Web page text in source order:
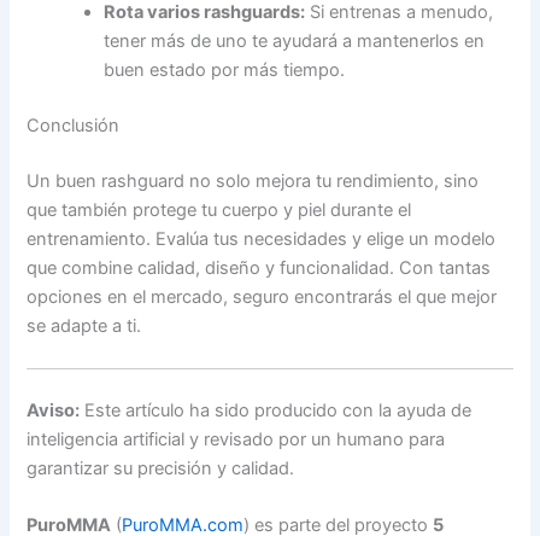
Rota varios rashguards: Si entrenas a menudo,
tener más de uno te ayudará a mantenerlos en
buen estado por más tiempo.
Conclusión
Un buen rashguard no solo mejora tu rendimiento, sino
que también protege tu cuerpo y piel durante el
entrenamiento. Evalúa tus necesidades y elige un modelo
que combine calidad, diseño y funcionalidad. Con tantas
opciones en el mercado, seguro encontrarás el que mejor
se adapte a ti.
Aviso: Este artículo ha sido producido con la ayuda de
inteligencia artificial y revisado por un humano para
garantizar su precisión y calidad.
PuroMMA (PuroMMA.com) es parte del proyecto 5